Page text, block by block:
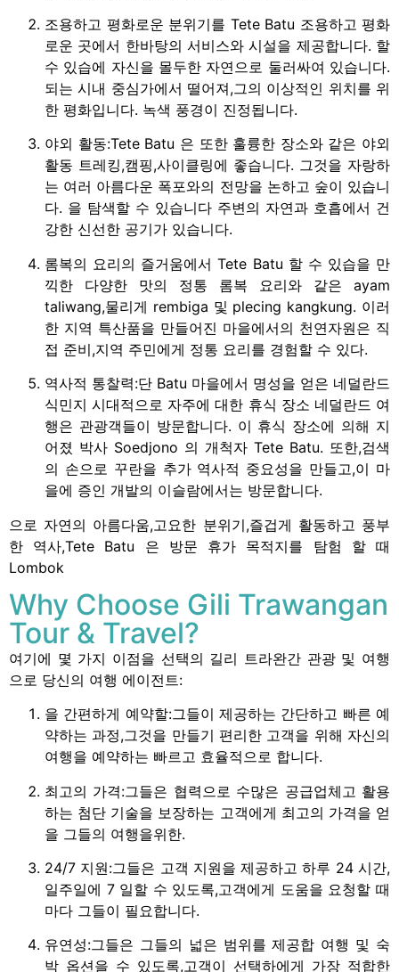
조용하고 평화로운 분위기를 Tete Batu 조용하고 평화
로운 곳에서 한바탕의 서비스와 시설을 제공합니다. 할
수 있습에 자신을 몰두한 자연으로 둘러싸여 있습니다.
되는 시내 중심가에서 떨어져,그의 이상적인 위치를 위
한 평화입니다. 녹색 풍경이 진정됩니다.
야외 활동:Tete Batu 은 또한 훌륭한 장소와 같은 야외
활동 트레킹,캠핑,사이클링에 좋습니다. 그것을 자랑하
는 여러 아름다운 폭포와의 전망을 논하고 숲이 있습니
다. 을 탐색할 수 있습니다 주변의 자연과 호흡에서 건
강한 신선한 공기가 있습니다.
롬복의 요리의 즐거움에서 Tete Batu 할 수 있습을 만
끽한 다양한 맛의 정통 롬복 요리와 같은 ayam
taliwang,물리게 rembiga 및 plecing kangkung. 이러
한 지역 특산품을 만들어진 마을에서의 천연자원은 직
접 준비,지역 주민에게 정통 요리를 경험할 수 있다.
역사적 통찰력:단 Batu 마을에서 명성을 얻은 네덜란드
식민지 시대적으로 자주에 대한 휴식 장소 네덜란드 여
행은 관광객들이 방문합니다. 이 휴식 장소에 의해 지
어졌 박사 Soedjono 의 개척자 Tete Batu. 또한,검색
의 손으로 꾸란을 추가 역사적 중요성을 만들고,이 마
을에 증인 개발의 이슬람에서는 방문합니다.
으로 자연의 아름다움,고요한 분위기,즐겁게 활동하고 풍부
한 역사,Tete Batu 은 방문 휴가 목적지를 탐험 할 때
Lombok
Why Choose Gili Trawangan
Tour & Travel?
여기에 몇 가지 이점을 선택의 길리 트라완간 관광 및 여행
으로 당신의 여행 에이전트:
을 간편하게 예약할:그들이 제공하는 간단하고 빠른 예
약하는 과정,그것을 만들기 편리한 고객을 위해 자신의
여행을 예약하는 빠르고 효율적으로 합니다.
최고의 가격:그들은 협력으로 수많은 공급업체고 활용
하는 첨단 기술을 보장하는 고객에게 최고의 가격을 얻
을 그들의 여행을위한.
24/7 지원:그들은 고객 지원을 제공하고 하루 24 시간,
일주일에 7 일할 수 있도록,고객에게 도움을 요청할 때
마다 그들이 필요합니다.
유연성:그들은 그들의 넓은 범위를 제공합 여행 및 숙
박 옵션을 수 있도록,고객이 선택하에게 가장 적합한